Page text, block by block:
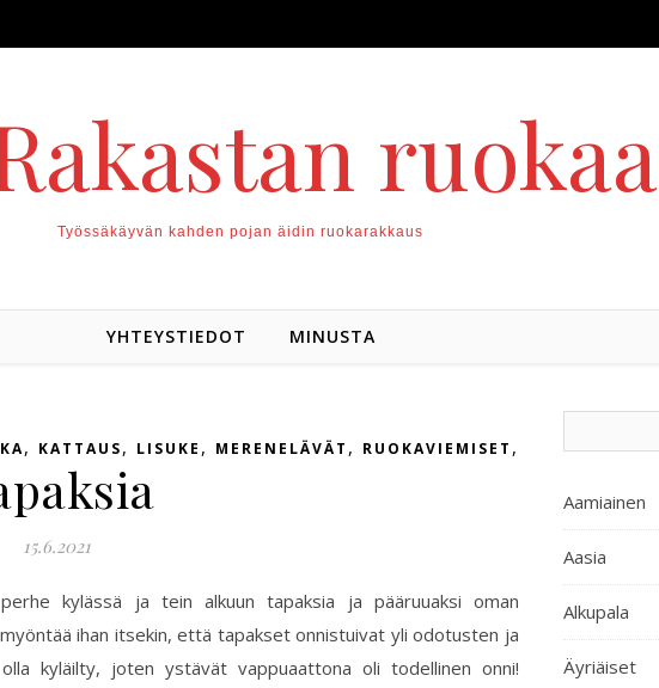
ruokaa
Työssäkäyvän kahden pojan äidin ruokarakkaus
YHTEYSTIEDOT MINUSTA
, KATTAUS, LISUKE , MERENELÄVÄT , RUOKAVIEMISET , SIENET
15.6.2021
kylässä ja tein alkuun tapaksia ja pääruuaksi oman
ihan itsekin, että tapakset onnistuivat yli odotusten ja
kyläilty, joten ystävät vappuaattona oli todellinen onni!
Aamiainen
Aasia
Alkupala
Äyriäiset